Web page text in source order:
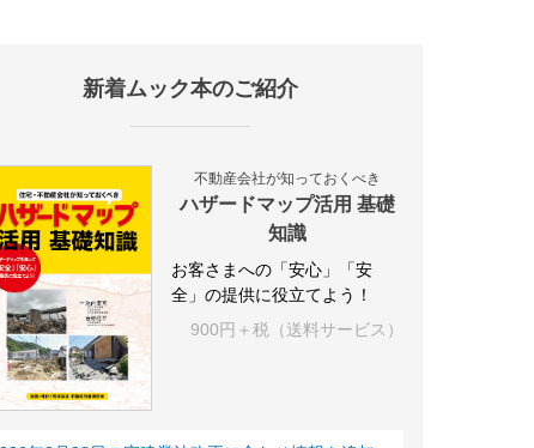
新着ムック本のご紹介
不動産会社が知っておくべき
ハザードマップ活用 基礎
知識
お客さまへの「安心」「安
全」の提供に役立てよう！
900円＋税（送料サービス）